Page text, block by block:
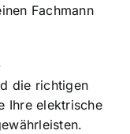
Fachmann
die richtigen
Ihre elektrische